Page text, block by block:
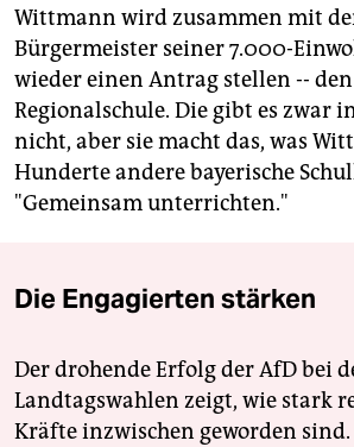
Wittmann wird zusammen mit
Bürgermeister seiner 7.000-
wieder einen Antrag stellen --
Regionalschule. Die gibt es zwar
nicht, aber sie macht das, was
Hunderte andere bayerische
"Gemeinsam unterrichten."
Die Engagierten stärken
Der drohende Erfolg der AfD bei
Landtagswahlen zeigt, wie stark
Kräfte inzwischen geworden sind.